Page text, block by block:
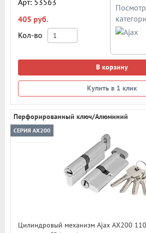
Арт: 53563
405 руб.
Кол-во
В корзину
Купить в 1 клик
Перфорированный ключ/Алюминий
СЕРИЯ AX200
Цилиндровый механизм Ajax AX200